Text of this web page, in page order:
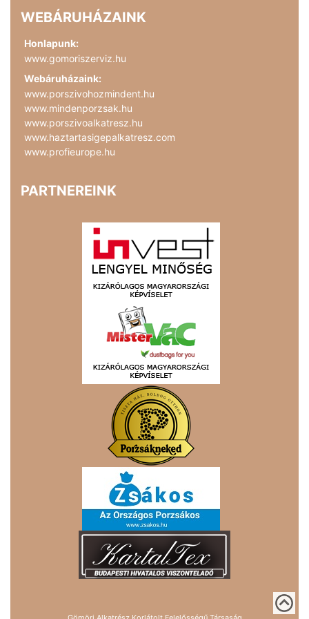
WEBÁRUHÁZAINK
Honlapunk:
www.gomoriszerviz.hu
Webáruházaink:
www.porszivohozmindent.hu
www.mindenporzsak.hu
www.porszivoalkatresz.hu
www.haztartasigepalkatresz.com
www.profieurope.hu
PARTNEREINK